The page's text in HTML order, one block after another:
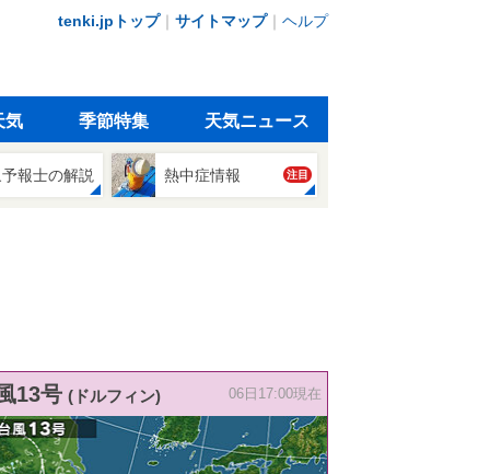
tenki.jpトップ｜ サイトマップ｜ ヘルプ
気 季節特集 天気ニュース
報士の解説 熱中症情報 注目
13号 (ドルフィン) 06日17:00現在